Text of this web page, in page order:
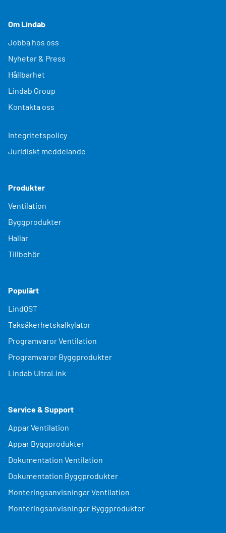
Om Lindab
Jobba hos oss
Nyheter & Press
Hållbarhet
Lindab Group
Kontakta oss
Integritetspolicy
Juridiskt meddelande
Produkter
Ventilation
Byggprodukter
Hallar
Tillbehör
Populärt
LindQST
Taksäkerhetskalkylator
Programvaror Ventilation
Programvaror Byggprodukter
Lindab UltraLink
Service & Support
Appar Ventilation
Appar Byggprodukter
Dokumentation Ventilation
Dokumentation Byggprodukter
Monteringsanvisningar Ventilation
Monteringsanvisningar Byggprodukter